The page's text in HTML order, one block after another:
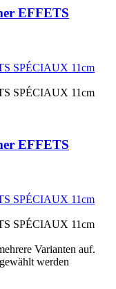
EFFETS
EFFETS
Varianten auf.
werden